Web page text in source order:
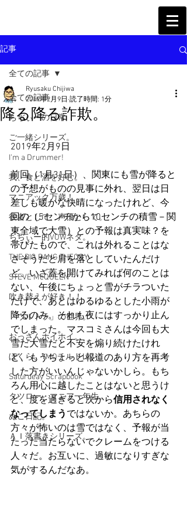
記事
全ての記事
ちぢぃーの日常
ご一緒シリーズ。
I'm a Drummer!
我、食と酒を好む。
マニアック万歳！
役者として、声優として。
ちぢぃー的VOWネタ。
THE BIG BANG THEORY
STEVE McQUEEN
吹き替えが好き！！
「ウルトラ」の世界。
おっさんホイホイ。
ぼくら、YMOチルドレン。
Saturdeay Scrapbook
タツロー・マニア一年生。
ぬこ日記。
ＡＩ落書きシリーズ。
全ての記事
降る降る詐欺。
Ryusaku Chijiwa
2019年2月9日 読了時間: 1分
2019年2月9日
前回（1月31日）、関東にも雪が降ると
の予想がものの見事に外れ、翌日は日
差しも暖かな快晴になったけれど、今
回の（5センチから10センチの積雪－関
東全域で大雪）との予報は真実味？を
帯びたもので、これは外れることはな
さそうだと肩を落としていたんだけ
ど、いざ蓋を開けてみれば何のことは
ない、午後にちょっと雪がチラついた
だけで、あとはゆるゆるとした小雨が
降るのみ。それも夜にはすっかり止ん
でしまった。マスコミさんは今回も大
雪だ大雪だと不安を煽り続けたけれ
ど、もうちょっと報道のあり方を再考
した方がいいんじゃないかしら。もち
ろん用心に越したことはないと思うけ
ど、度を過ぎると次から信用されなく
なってしまう ではないか。あちらの
方々が怖いのは雪ではなく、予報が当
たった当たらないでクレームをつける
人々だ。お互いに、過敏になりすぎな
気がするんだなあ。